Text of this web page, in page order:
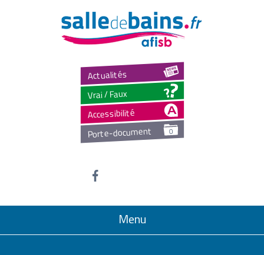
Actualités
Vrai / Faux
Accessibilité
Porte-document 0
Menu